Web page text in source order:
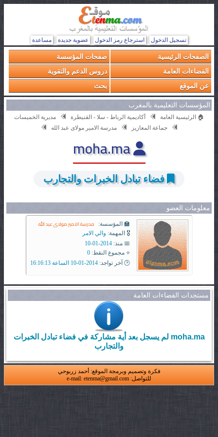
تسجيل الدخول استرجاع رمز الدخول عضوية جديدة مساعدة
الصفحات الرئيسية
صفحات المؤسسة
الفضاءات العامة
دروس الدعم والتقوية
عن الموقع
بحث
المؤسسات التعليمية بالمغرب
🏠 الرئيسية العامة أكاديمية الرباط - سلا - القنيطرة
مديرية الخميسات
جماعة المعازيز
مدرسة الامير مولاى عبد الله
moha.ma
فضاء تبادل الخبرات والتجارب
معلومات العضو
🏫 المؤسسة: مدرسة الامير مولاى عبد الله
🎖️ المهمة: والي الامر
📅 منذ: 2014-01-10
⭐ مجموع النقط: 0
🕒 آخر تواجد: 2014-01-10 الساعة 16:16:13
مستجدات الفضاءات العامة
moha.ma لم يسجل بعد أية مشاركة في فضاء تبادل الخبرات
والتجارب
فكرة وتصميم وبرمجة الموقع: أحمد زربوحي
للتواصل: e-mail: etenma@gmail.com